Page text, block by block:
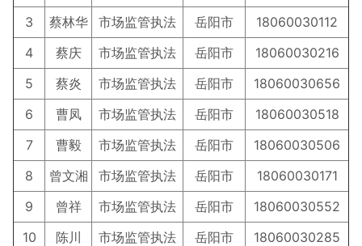
3
蔡林华 市场监管执法 岳阳市
18060030112
4
蔡庆 市场监管执法 岳阳市
18060030216
5
蔡炎 市场监管执法 岳阳市
18060030656
6
曹凤 市场监管执法 岳阳市
18060030518
7
曹毅 市场监管执法 岳阳市
18060030506
8
曾文湘 市场监管执法 岳阳市
18060030171
9
曾祥 市场监管执法 岳阳市
18060030552
10
陈川 市场监管执法 岳阳市
18060030285